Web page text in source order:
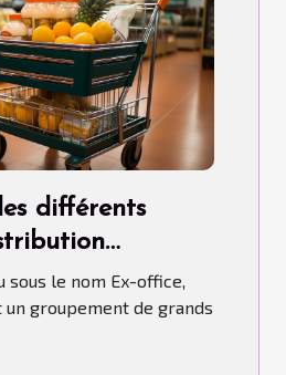
différents
?
sous le nom Ex-office,
un groupement de grands